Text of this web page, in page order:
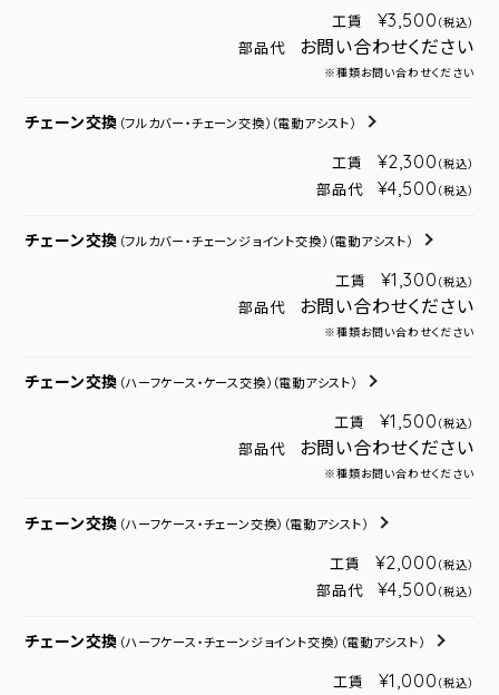
工賃 ¥3,500 （税込）
部品代 お問い合わせください
※種類お問い合わせください
チェーン交換 （フルカバー・チェーン交換） （電動アシスト）
工賃 ¥2,300 （税込）
部品代 ¥4,500 （税込）
チェーン交換 （フルカバー・チェーンジョイント交換） （電動アシスト）
工賃 ¥1,300 （税込）
部品代 お問い合わせください
※種類お問い合わせください
チェーン交換 （ハーフケース・ケース交換） （電動アシスト）
工賃 ¥1,500 （税込）
部品代 お問い合わせください
※種類お問い合わせください
チェーン交換 （ハーフケース・チェーン交換） （電動アシスト）
工賃 ¥2,000 （税込）
部品代 ¥4,500 （税込）
チェーン交換 （ハーフケース・チェーンジョイント交換） （電動アシスト）
工賃 ¥1,000 （税込）